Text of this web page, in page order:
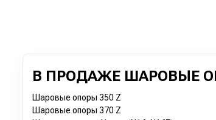
В ПРОДАЖЕ ШАРОВЫЕ
Шаровые опоры 350 Z
Шаровые опоры 370 Z